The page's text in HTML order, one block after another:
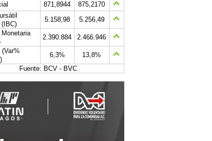
871,8944
875,2170
5.158,98
5.256,49
Monetaria
2.390.884
2.466.946
(Var%
6,3%
13,8%
Fuente: BCV - BVC